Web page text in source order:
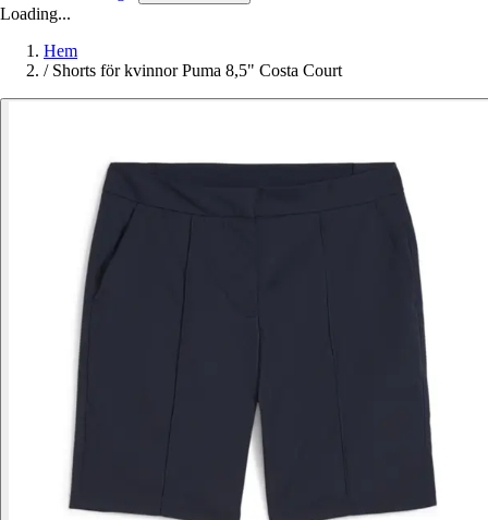
Loading...
Hem
/ Shorts för kvinnor Puma 8,5" Costa Court